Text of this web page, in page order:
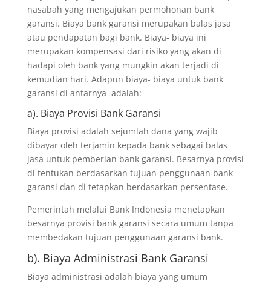
nasabah yang mengajukan permohonan bank
garansi. Biaya bank garansi merupakan balas jasa
atau pendapatan bagi bank. Biaya- biaya ini
merupakan kompensasi dari risiko yang akan di
hadapi oleh bank yang mungkin akan terjadi di
kemudian hari. Adapun biaya- biaya untuk bank
garansi di antarnya adalah:
a). Biaya Provisi Bank Garansi
Biaya provisi adalah sejumlah dana yang wajib
dibayar oleh terjamin kepada bank sebagai balas
jasa untuk pemberian bank garansi. Besarnya provisi
di tentukan berdasarkan tujuan penggunaan bank
garansi dan di tetapkan berdasarkan persentase.
Pemerintah melalui Bank Indonesia menetapkan
besarnya provisi bank garansi secara umum tanpa
membedakan tujuan penggunaan garansi bank.
b). Biaya Administrasi Bank Garansi
Biaya administrasi adalah biaya yang umum